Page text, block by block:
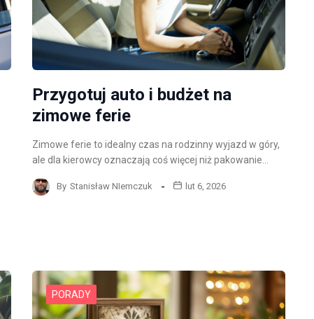
Przygotuj auto i budżet na
zimowe ferie
Zimowe ferie to idealny czas na rodzinny wyjazd w góry,
ale dla kierowcy oznaczają coś więcej niż pakowanie…
By Stanisław NIemczuk lut 6, 2026
PORADY